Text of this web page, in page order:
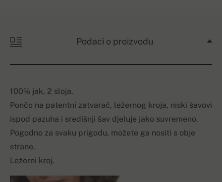
Podaci o proizvodu
100% jak, 2 sloja.
Pončo na patentni zatvarač, ležernog kroja, niski šavovi
ispod pazuha i središnji šav djeluje jako suvremeno.
Pogodno za svaku prigodu, možete ga nositi s obje
strane.
Ležerni kroj.